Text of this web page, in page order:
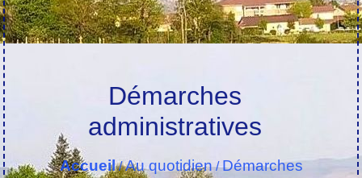
Démarches
administratives
Accueil/Au quotidien/Démarches